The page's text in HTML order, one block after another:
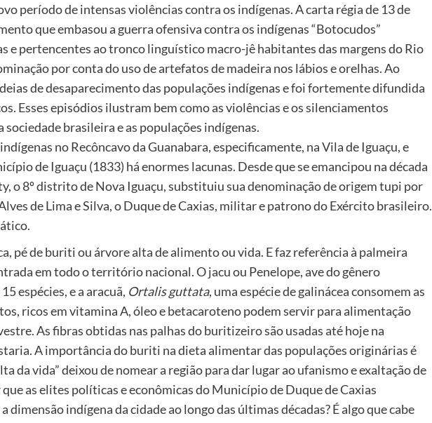
período de intensas violências contra os indígenas. A carta régia de 13 de
que embasou a guerra ofensiva contra os indígenas “Botocudos”
e pertencentes ao tronco linguístico macro-jê habitantes das margens do Rio
por conta do uso de artefatos de madeira nos lábios e orelhas. Ao
de desaparecimento das populações indígenas e foi fortemente difundida
Esses episódios ilustram bem como as violências e os silenciamentos
sociedade brasileira e as populações indígenas.
no Recôncavo da Guanabara, especificamente, na Vila de Iguaçu, e
de Iguaçu (1833) há enormes lacunas. Desde que se emancipou na década
o 8º distrito de Nova Iguaçu, substituiu sua denominação de origem tupi por
de Lima e Silva, o Duque de Caxias, militar e patrono do Exército brasileiro.
pé de buriti ou árvore alta de alimento ou vida. E faz referência à palmeira
em todo o território nacional. O jacu ou Penelope, ave do gênero
espécies, e a aracuã, Ortalis guttata, uma espécie de galinácea consomem as
ricos em vitamina A, óleo e betacaroteno podem servir para alimentação
As fibras obtidas nas palhas do buritizeiro são usadas até hoje na
A importância do buriti na dieta alimentar das populações originárias é
da vida” deixou de nomear a região para dar lugar ao ufanismo e exaltação de
que as elites políticas e econômicas do Município de Duque de Caxias
dimensão indígena da cidade ao longo das últimas décadas? É algo que cabe